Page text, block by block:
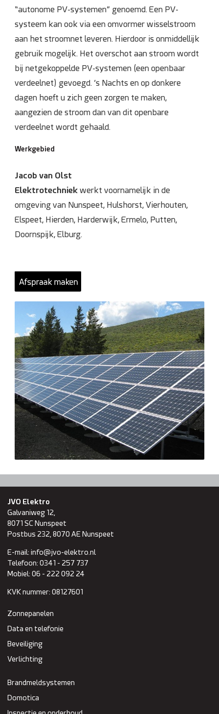
Contact
“autonome PV-systemen” genoemd. Een PV-
systeem kan ook via een omvormer wisselstroom
aan het stroomnet leveren. Hierdoor is onmiddellijk
gebruik mogelijk. Het overschot aan stroom wordt
bij netgekoppelde PV-systemen (een openbaar
verdeelnet) gevoegd. ’s Nachts en op donkere
dagen hoeft u zich geen zorgen te maken,
aangezien de stroom dan van dit openbare
verdeelnet wordt gehaald.
Werkgebied
Jacob van Olst
Elektrotechniekwerkt voornamelijk in de
omgeving van Nunspeet, Hulshorst, Vierhouten,
Elspeet, Hierden, Harderwijk, Ermelo, Putten,
Doornspijk, Elburg.
JVO Elektro
Galvaniweg 12,
8071 SCNunspeet
Postbus 232, 8070 AE Nunspeet
E-mail: info@jvo-elektro.nl
Telefoon: 0341 - 257 737
Mobiel: 06 - 222 092 24
KVK nummer: 08127601
Zonnepanelen
Data en telefonie
Beveiliging
Verlichting
Brandmeldsystemen
Domotica